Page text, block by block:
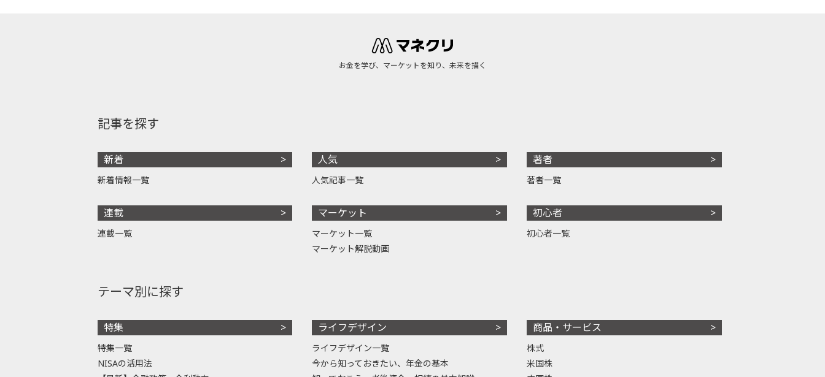
お金を学び、マーケットを知り、未来を描く
記事を探す
新着
新着情報一覧
連載
連載一覧
人気
人気記事一覧
マーケット
マーケット一覧
マーケット解説動画
著者
著者一覧
初心者
初心者一覧
テーマ別に探す
特集
特集一覧
NISAの活用法
ライフデザイン
ライフデザイン一覧
今から知っておきたい、年金の基本
商品・サービス
株式
米国株